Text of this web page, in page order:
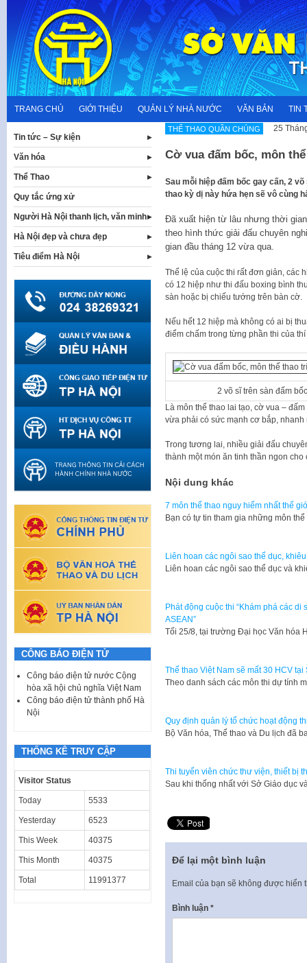
content
TRANG CHỦ GIỚI THIỆU QUẢN LÝ NHÀ NƯỚC VĂN BẢN TIN
THỂ THAO QUẦN CHÚNG 25
Cờ vua đấm bốc, môn
​Sau mỗi hiệp đấm bốc gay cấn, 2
thao kỳ dị này hứa hẹn sẽ vô cùng
Đã xuất hiện từ lâu nhưng thời
theo hình thức giải đấu chuyên
gian đầu tháng 12 vừa qua.
Thể lệ của cuộc thi rất đơn giản, các
có 12 hiệp như thi đấu boxing bình
sàn hoặc bị chiếu tướng trên bàn cờ.​
Nếu hết 12 hiệp mà không có ai bị
điểm chấm trong từng phần thi của
2 võ sĩ trên sàn đấm
Là môn thể thao lai tạo, cờ vua –
vừa phải có sức mạnh cơ bắp,
Trong tương lai, nhiều giải đấu
thành một món ăn tinh thần ngon
Nội dung khác
7 môn thể thao nguy hiểm nhất thế
​Bạn có tự tin tham gia những môn
Liên hoan các ngôi sao thể dục,
​Liên hoan các ngôi sao thể dục và
Phát động cuộc thi “Khám phá các
ASEAN”
​Tối 25/8, tại trường Đại học Văn hóa
Thể thao Việt Nam sẽ mất 30 HCV tại
Theo danh sách các môn thi dự tính
Quy định quản lý tổ chức hoạt động
​Bộ Văn hóa, Thể thao và Du lịch đã
Thi tuyển viên chức thư viện, thiết bị
​Sau khi thống nhất với Sở Giáo dục
Để lại một bình luận
Email của bạn sẽ không được hiển
Bình luận *
Tin tức – Sự kiện
Văn hóa
Thể Thao
Quy tắc ứng xử
Người Hà Nội thanh lịch, văn minh
Hà Nội đẹp và chưa đẹp
Tiêu điểm Hà Nội
CÔNG BÁO ĐIỆN TỬ
Công báo điện tử nước Cộng
hòa xã hội chủ nghĩa Việt Nam
Công báo điện tử thành phố Hà
Nội
THỐNG KÊ TRUY CẬP
Visitor Status
Today 5533
Yesterday 6523
This Week 40375
This Month 40375
Total 11991377